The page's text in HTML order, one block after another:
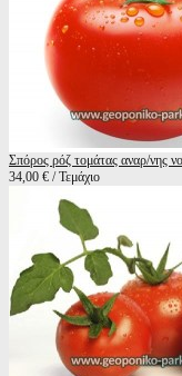
Σπόρος ρόζ τομάτας αναρ/νης
34,00 € / Τεμάχιο